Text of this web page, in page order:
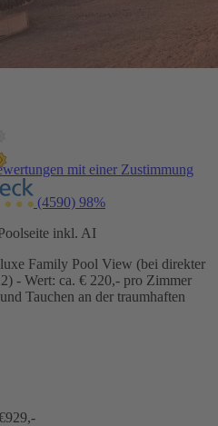
mit einer Zustimmung
(4590) 98%
inkl. AI
Family Pool View (bei direkter
- Wert: ca. € 220,- pro Zimmer
Tauchen an der traumhaften
929,-